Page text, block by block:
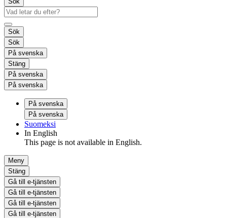
Sök
Sök
På svenska
Stäng
På svenska
På svenska
På svenska
På svenska
Suomeksi
In English
This page is not available in English.
Meny
Stäng
Gå till e-tjänsten
Gå till e-tjänsten
Gå till e-tjänsten
Gå till e-tjänsten